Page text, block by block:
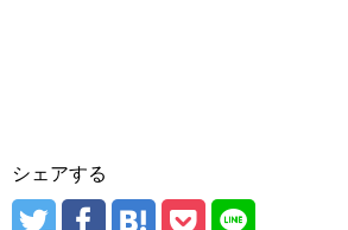
シェアする